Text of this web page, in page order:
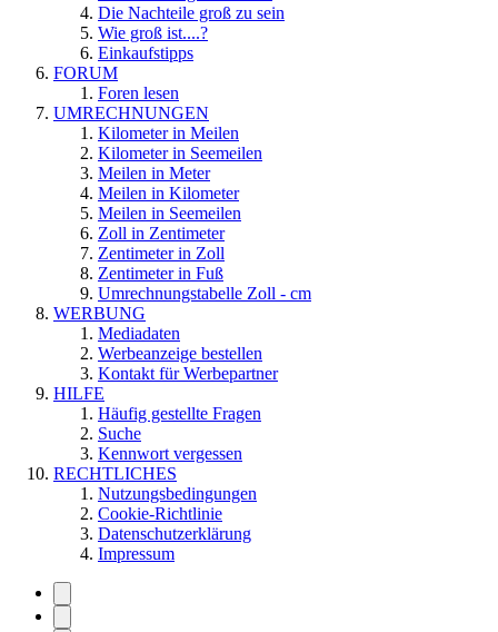
Die Nachteile groß zu sein
Wie groß ist....?
Einkaufstipps
FORUM
Foren lesen
UMRECHNUNGEN
Kilometer in Meilen
Kilometer in Seemeilen
Meilen in Meter
Meilen in Kilometer
Meilen in Seemeilen
Zoll in Zentimeter
Zentimeter in Zoll
Zentimeter in Fuß
Umrechnungstabelle Zoll - cm
WERBUNG
Mediadaten
Werbeanzeige bestellen
Kontakt für Werbepartner
HILFE
Häufig gestellte Fragen
Suche
Kennwort vergessen
RECHTLICHES
Nutzungsbedingungen
Cookie-Richtlinie
Datenschutzerklärung
Impressum